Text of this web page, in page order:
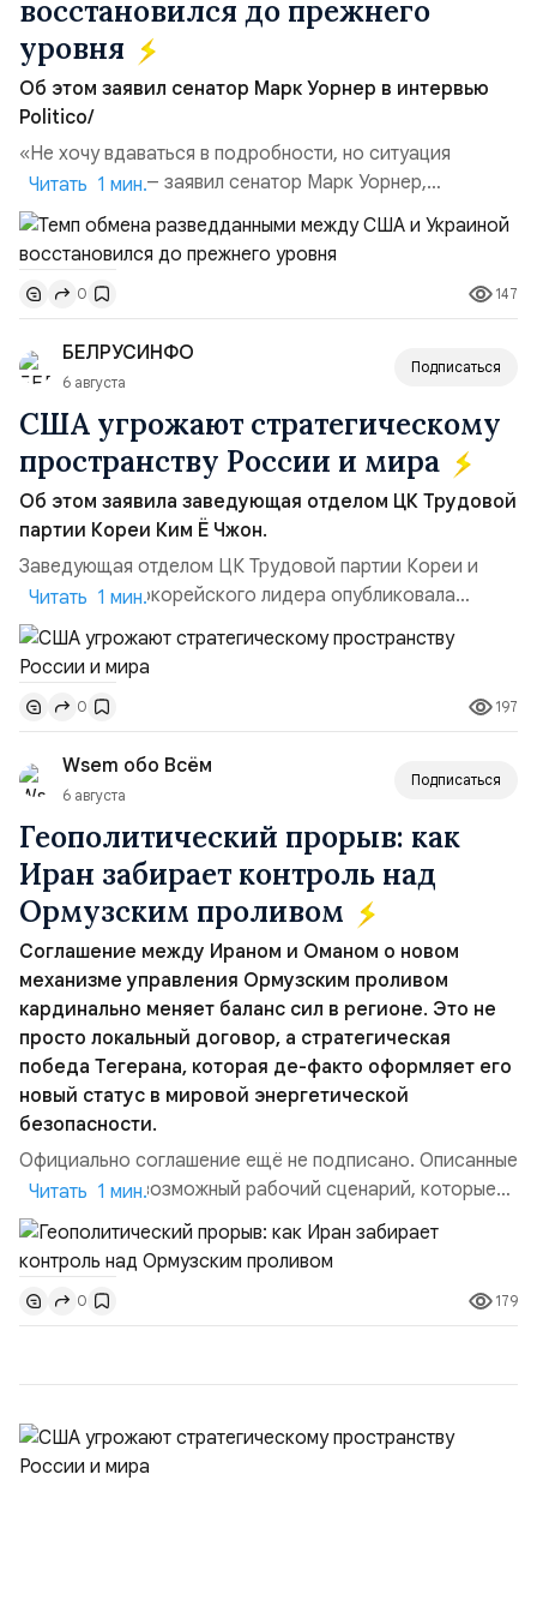
восстановился до прежнего
уровня
Об этом заявил сенатор Марк Уорнер в интервью
Politico/
«Не хочу вдаваться в подробности, но ситуация
улучшилась», — заявил сенатор Марк Уорнер,
высокопоставленный член комитета по разведке,
добавив, что использование Украиной беспилотников и
ракет большой дальности позволило ей наносить
удары вглубь российской территории и укрепило её
позиции.Сотрудничество со стороны США стало
ключом к позитивному пов...
Читать 1 мин.
0 147
БЕЛРУСИНФО
6 августа
Подписаться
США угрожают стратегическому
пространству России и мира
Об этом заявила заведующая отделом ЦК Трудовой
партии Кореи Ким Ё Чжон.
Заведующая отделом ЦК Трудовой партии Кореи и
сестра северокорейского лидера опубликовала
заявление для прессы в ответ на проведение Токио
совместных с флотом США запусков крылатых ракет
Томагавк.«Япония отбросила обманчивую видимость
„исключительно оборонительной страны“ и выносит
вопрос о собственном ядерном вооружении на
всеобщее обозрение, одновреме...
Читать 1 мин.
0 197
Wsem обо Всём
6 августа
Подписаться
Геополитический прорыв: как
Иран забирает контроль над
Ормузским проливом
Соглашение между Ираном и Оманом о новом
механизме управления Ормузским проливом
кардинально меняет баланс сил в регионе. Это не
просто локальный договор, а стратегическая
победа Тегерана, которая де-факто оформляет его
новый статус в мировой энергетической
безопасности.
Официально соглашение ещё не подписано. Описанные
пункты — это возможный рабочий сценарий, которые
скорее всего будут реализованы.Разбираем ключевые
тезисы и последствия этого соглашения:. 1. Новые
доли контроля (75 на 25). Было: Ранее Иран и Оман
контролировали пролив на паритетных началах —
50/50. Стало: Новое соглашение закрепляет за
Читать 1 мин.
0 179